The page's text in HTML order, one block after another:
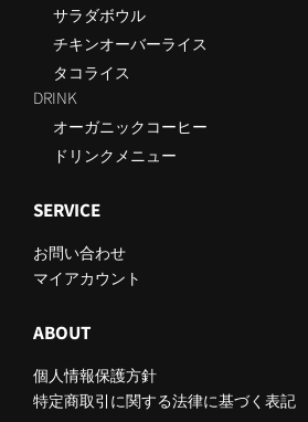
サラダボウル
チキンオーバーライス
タコライス
DRINK
オーガニックコーヒー
ドリンクメニュー
SERVICE
お問い合わせ
マイアカウント
ABOUT
個人情報保護方針
特定商取引に関する法律に基づく表記